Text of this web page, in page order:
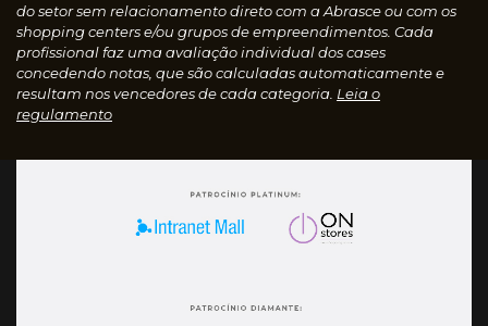
do setor sem relacionamento direto com a Abrasce ou com os
shopping centers e/ou grupos de empreendimentos. Cada
profissional faz uma avaliação individual dos cases
concedendo notas, que são calculadas automaticamente e
resultam nos vencedores de cada categoria. Leia o
regulamento